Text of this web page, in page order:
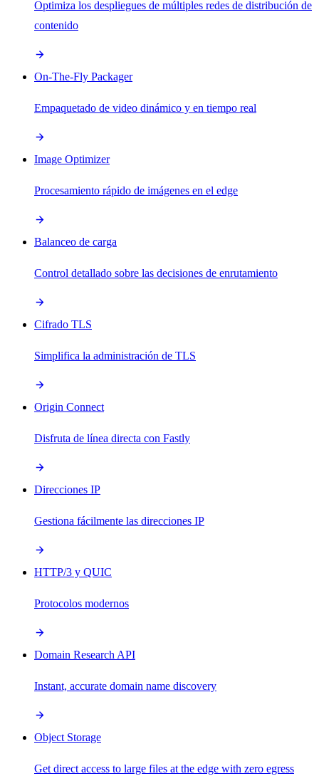
Optimiza los despliegues de múltiples redes de distribución de
contenido
On-The-Fly Packager
Empaquetado de video dinámico y en tiempo real
Image Optimizer
Procesamiento rápido de imágenes en el edge
Balanceo de carga
Control detallado sobre las decisiones de enrutamiento
Cifrado TLS
Simplifica la administración de TLS
Origin Connect
Disfruta de línea directa con Fastly
Direcciones IP
Gestiona fácilmente las direcciones IP
HTTP/3 y QUIC
Protocolos modernos
Domain Research API
Instant, accurate domain name discovery
Object Storage
Get direct access to large files at the edge with zero egress